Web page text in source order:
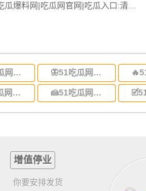
꧟51吃瓜网今日吃瓜资源|吃瓜爆料网|吃瓜网官网|吃瓜入口:清远到泰州物流公司,清远整车物流到泰州,清远至泰州物流专线 - 天南
🐭51吃瓜网今日吃瓜资源|吃瓜爆料网|吃瓜网官网|吃瓜入口:东莞到湖南省物流专线,东莞到湖南省物流公司 🦋51吃瓜网今日吃瓜资源|吃瓜爆料网|吃瓜网官网|吃瓜入口:东莞到河北省物流专线,东莞到河北省物流公司
🌱51吃瓜网今日吃瓜资源|吃瓜爆料网|吃瓜网官网|吃瓜入口:东莞到安徽省物流专线,东莞到安徽省物流公司 🍰51吃瓜网今日吃瓜资源|吃瓜爆料网|吃瓜网官网|吃瓜入口:东莞到山东省物流专线,东莞到山东省物流公司
增值停业
你要安排发货